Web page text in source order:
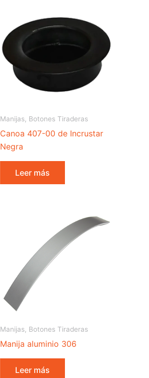
Manijas, Botones Tiraderas
Canoa 407-00 de Incrustar
Negra
Leer más
Manijas, Botones Tiraderas
Manija aluminio 306
Leer más